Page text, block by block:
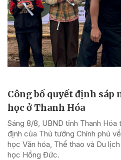
Công bố quyết định sáp
học ở Thanh Hóa
Sáng 8/8, UBND tỉnh Thanh
định của Thủ tướng Chính phủ
học Văn hóa, Thể thao và Du
học Hồng Đức.